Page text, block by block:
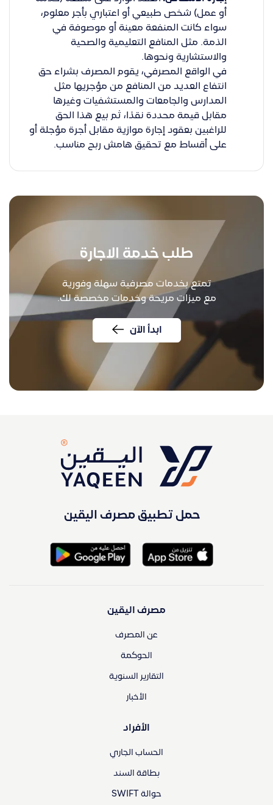
أو عمل) شخص طبيعي أو اعتباري بأجر معلوم،
سواء كانت المنفعة معينة أو موصوفة في
الذمة. مثل المنافع التعليمية والصحية
والاستشارية ونحوها.
في الواقع المصرفي، يقوم المصرف بشراء حق
انتفاع العديد من المنافع من مؤجريها مثل
المدارس والجامعات والمستشفيات وغيرها
مقابل قيمة محددة نقدًا، ثم بيع هذا الحق
للراغبين بعقود إجارة موازية مقابل أجرة مؤجلة أو
على أقساط مع تحقيق هامش ربح مناسب.
طلب خدمة الاجارة
تمتع بخدمات مصرفية سهلة وفورية
مع ميزات مريحة وخدمات مخصصة لك.
ابدأ الآن
حمل تطبيق مصرف اليقين
مصرف اليقين
عن المصرف
الحوكمة
التقارير السنوية
الأخبار
الأفراد
الحساب الجاري
بطاقة السند
حوالة SWIFT